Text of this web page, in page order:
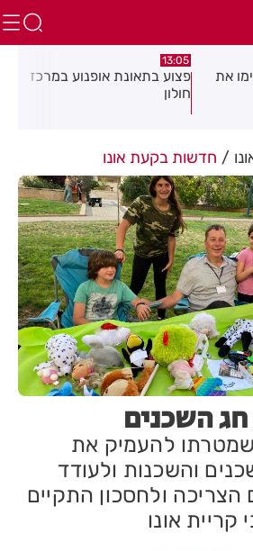
את
13:05
פצוע בתאונת אופנוע במרכז
חולון
חדשות בקעת אונו
חג השכנים
שמטרתו להעמיק את
והשכנות ולעודד
הצריכה ולחסכון התקיים
אונו